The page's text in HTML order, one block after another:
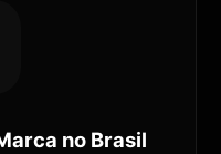
no Brasil